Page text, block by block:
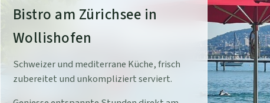
S
e
e
r
Bistro am Zürichsee in
Wollishofen
Schweizer und mediterrane Küche, frisch
zubereitet und unkompliziert serviert.